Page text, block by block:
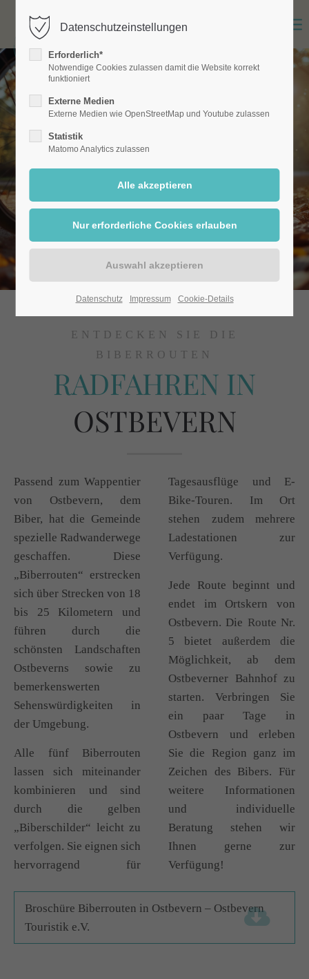
ENTDECKEN SIE DIE
BIBERROUTEN
RADFAHREN IN
OSTBEVERN
Passend zum Wappentier
von Ostbevern, dem
Biber, hat die Gemeinde
spezielle Radwanderwege
geschaffen. Diese
„Biberrouten“ erstrecken
sich über Strecken von 18
bis 25 Kilometern und
führen durch die
schönsten Landschaften
Ostbeverns sowie zu
bemerkenswerten
Sehenswürdigkeiten in
der Umgebung.
Alle fünf Biberrouten
lassen sich miteinander
kombinieren und sind
durch die gelben
„Biberschilder“ leicht zu
verfolgen. Sie eignen sich
hervorragend für
Tagesausflüge und E-
Bike-Touren. Im Ort
stehen zudem mehrere
Ladestationen zur
Verfügung.
Jede Route beginnt und
endet im Ortskern von
Ostbevern. Die Route Nr.
5 bietet außerdem die
Möglichkeit, ab dem
Ostbeverner Bahnhof zu
starten. Verbringen Sie
ein paar Tage in
Ostbevern und erleben
Sie die Region ganz im
Zeichen des Bibers. Für
weitere Informationen
und individuelle
Beratung stehen wir
Ihnen gerne zur
Verfügung!
Broschüre Biberrouten in Ostbevern – Ostbevern
Touristik e.V.
Datenschutzeinstellungen
Erforderlich*
Notwendige Cookies zulassen damit die Website korrekt
funktioniert
Externe Medien
Externe Medien wie OpenStreetMap und Youtube zulassen
Statistik
Matomo Analytics zulassen
Datenschutz Impressum Cookie-Details